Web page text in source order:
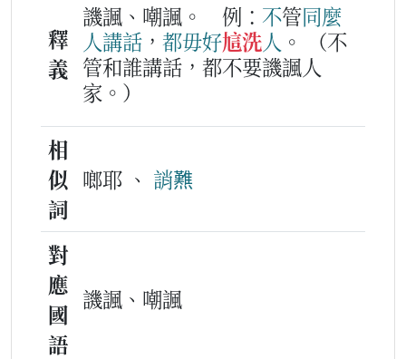
釋
義
譏諷、嘲諷。 例： 不管同麼
人講話 ， 都毋好訄洗人 。
（不
管和誰講話，都不要譏諷人
家。）
相
似
詞
啷耶 、 誚㸐
對
應
國
語
譏諷、嘲諷